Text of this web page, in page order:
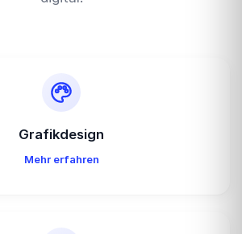
Grafikdesign
Mehr erfahren